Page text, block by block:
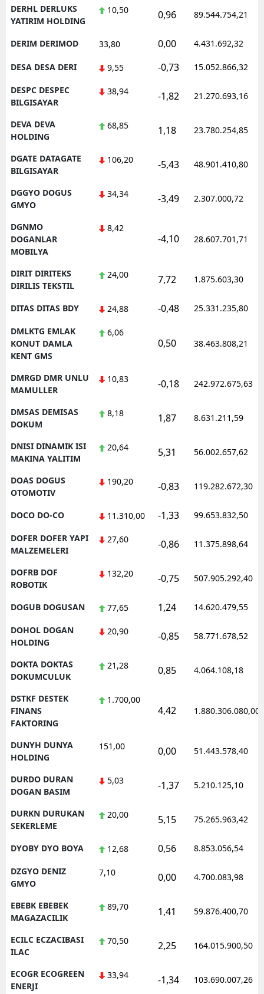
DERHL DERLUKS
YATIRIM HOLDING
10,50 0,96 89.544.754,21
DERIM DERIMOD 33,80 0,00 4.431.692,32
DESA DESA DERI 9,55 -0,73 15.052.866,32
DESPC DESPEC
BILGISAYAR
38,94 -1,82 21.270.693,16
DEVA DEVA
HOLDING
68,85 1,18 23.780.254,85
DGATE DATAGATE
BILGISAYAR
106,20 -5,43 48.901.410,80
DGGYO DOGUS
GMYO
34,34 -3,49 2.307.000,72
DGNMO
DOGANLAR
MOBILYA
8,42
-4,10 28.607.701,71
DIRIT DIRITEKS
DIRILIS TEKSTIL
24,00 7,72 1.875.603,30
DITAS DITAS BDY 24,88 -0,48 25.331.235,80
DMLKTG EMLAK
KONUT DAMLA
KENT GMS
6,06
0,50 38.463.808,21
DMRGD DMR UNLU
MAMULLER
10,83 -0,18 242.972.675,63
DMSAS DEMISAS
DOKUM
8,18 1,87 8.631.211,59
DNISI DINAMIK ISI
MAKINA YALITIM
20,64 5,31 56.002.657,62
DOAS DOGUS
OTOMOTIV
190,20 -0,83 119.282.672,30
DOCO DO-CO 11.310,00 -1,33 99.653.832,50
DOFER DOFER YAPI
MALZEMELERI
27,60 -0,86 11.375.898,64
DOFRB DOF
ROBOTIK
132,20 -0,75 507.905.292,40
DOGUB DOGUSAN 77,65 1,24 14.620.479,55
DOHOL DOGAN
HOLDING
20,90 -0,85 58.771.678,52
DOKTA DOKTAS
DOKUMCULUK
21,28 0,85 4.064.108,18
DSTKF DESTEK
FINANS
FAKTORING
1.700,00
4,42 1.880.306.080,00
DUNYH DUNYA
HOLDING
151,00 0,00 51.443.578,40
DURDO DURAN
DOGAN BASIM
5,03 -1,37 5.210.125,10
DURKN DURUKAN
SEKERLEME
20,00 5,15 75.265.963,42
DYOBY DYO BOYA 12,68 0,56 8.853.056,54
DZGYO DENIZ
GMYO
7,10 0,00 4.700.083,98
EBEBK EBEBEK
MAGAZACILIK
89,70 1,41 59.876.400,70
ECILC ECZACIBASI
ILAC
70,50 2,25 164.015.900,50
ECOGR ECOGREEN
ENERJI
33,94 -1,34 103.690.007,26